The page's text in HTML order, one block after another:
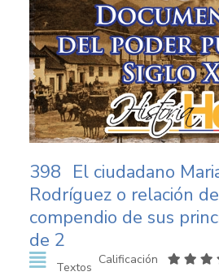
398 El ciudadano
Rodríguez o relación
compendio de sus
de 2
Textos
Calificación